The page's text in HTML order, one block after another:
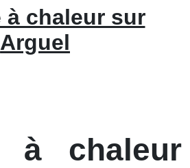
à chaleur sur
Arguel
à chaleur